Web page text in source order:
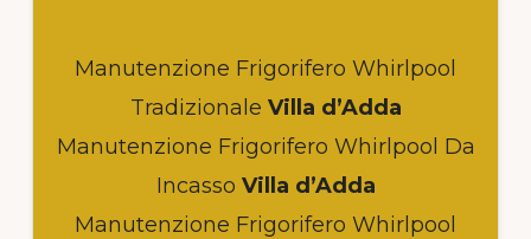
Manutenzione Frigorifero Whirlpool
Tradizionale Villa d’Adda
Manutenzione Frigorifero Whirlpool Da
Incasso Villa d’Adda
Manutenzione Frigorifero Whirlpool